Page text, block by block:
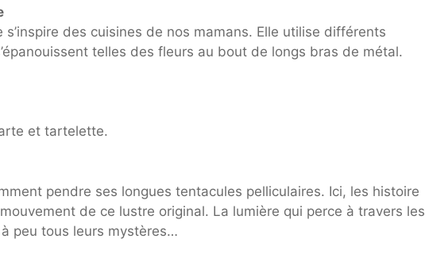
des cuisines de nos mamans. Elle utilise différents
telles des fleurs au bout de longs bras de métal.
et tartelette.
pendre ses longues tentacules pelliculaires. Ici, les histoire
de ce lustre original. La lumière qui perce à travers les
peu tous leurs mystères…